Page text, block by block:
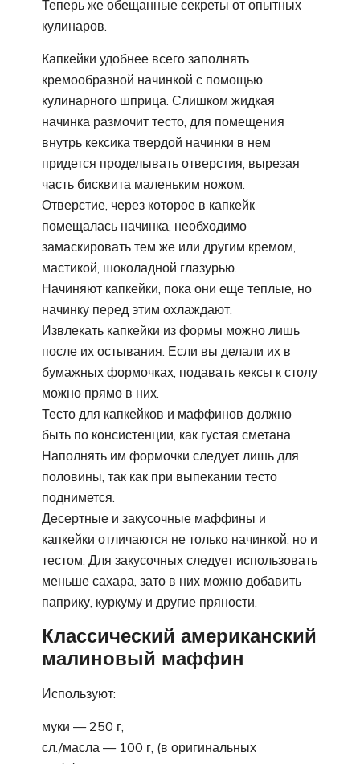
Теперь же обещанные секреты от опытных
кулинаров.
Капкейки удобнее всего заполнять
кремообразной начинкой с помощью
кулинарного шприца. Слишком жидкая
начинка размочит тесто, для помещения
внутрь кексика твердой начинки в нем
придется проделывать отверстия, вырезая
часть бисквита маленьким ножом.
Отверстие, через которое в капкейк
помещалась начинка, необходимо
замаскировать тем же или другим кремом,
мастикой, шоколадной глазурью.
Начиняют капкейки, пока они еще теплые, но
начинку перед этим охлаждают.
Извлекать капкейки из формы можно лишь
после их остывания. Если вы делали их в
бумажных формочках, подавать кексы к столу
можно прямо в них.
Тесто для капкейков и маффинов должно
быть по консистенции, как густая сметана.
Наполнять им формочки следует лишь для
половины, так как при выпекании тесто
поднимется.
Десертные и закусочные маффины и
капкейки отличаются не только начинкой, но и
тестом. Для закусочных следует использовать
меньше сахара, зато в них можно добавить
паприку, куркуму и другие пряности.
Классический американский
малиновый маффин
Используют:
муки — 250 г;
сл./масла — 100 г, (в оригинальных